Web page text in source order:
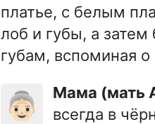
платье, с белым
лоб и губы, а затем
губам, вспоминая
👵🏻 Мама (мать
всегда в